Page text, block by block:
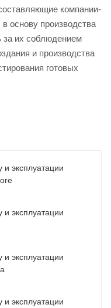
компании-
основу производства
за их соблюдением
и производства
готовых
и эксплуатации
и эксплуатации
и эксплуатации
и эксплуатации